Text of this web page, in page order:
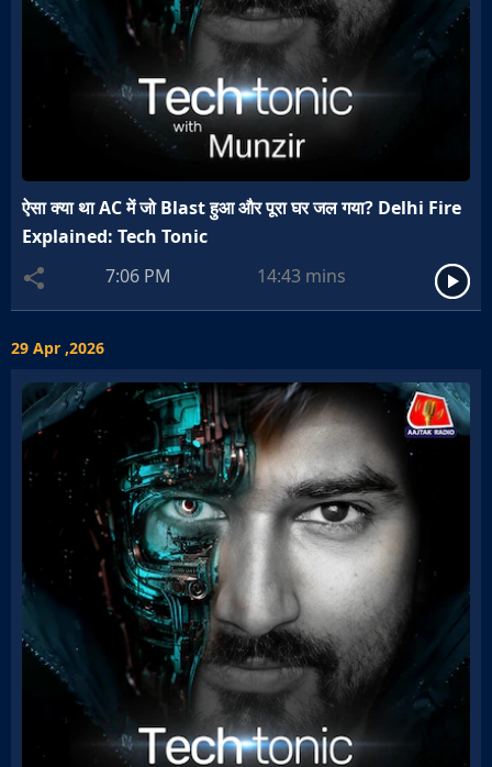
ऐसा क्या था AC में जो Blast हुआ और पूरा घर जल गया? Delhi Fire
Explained: Tech Tonic
7:06 PM
14:43 mins
29 Apr ,2026